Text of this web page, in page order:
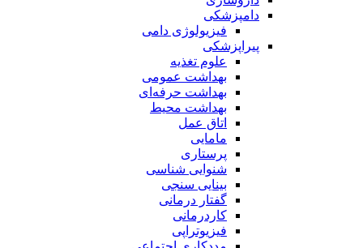
دامپزشکی
فیزیولوژی دامی
پیراپزشکی
علوم تغذیه
بهداشت عمومی
بهداشت حرفه‌ای
بهداشت محیط
اتاق عمل
مامایی
پرستاری
شنوایی شناسی
بینایی سنجی
گفتار درمانی
کاردرمانی
فیزیوتراپی